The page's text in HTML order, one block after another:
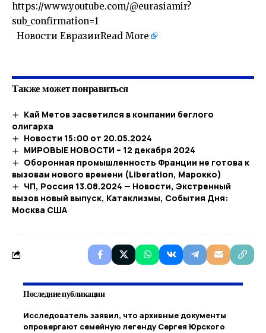
https://www.youtube.com/@eurasiamir?
sub_confirmation=1
Новости ЕвразииRead More
Также может понравиться
Кай Метов засветился в компании беглого
олигарха
Новости 15:00 от 20.05.2024
МИРОВЫЕ НОВОСТИ – 12 декабря 2024
Оборонная промышленность Франции не готова к
вызовам нового времени (Liberation, Марокко)
ЧП, Россия 13.08.2024 — Новости, Экстренный
вызов новый выпуск, Катаклизмы, События Дня:
Москва США
Последние публикации
Исследователь заявил, что архивные документы
опровергают семейную легенду Сергея Юрского